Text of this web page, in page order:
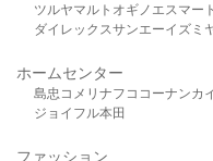
ツルヤマルト オギノ エスマート
ダイレックスサンエーイズミ
ホームセンター
島忠 コメリ ナフコ コーナンカ
ジョイフル本田
ファッション